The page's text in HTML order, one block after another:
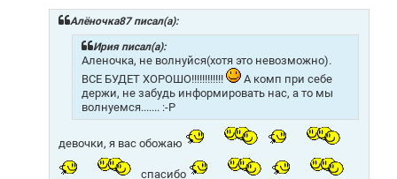
б
щ
е
н
и
Алёночка87 писал(а):
Ирия писал(а):
Аленочка, не волнуйся(хотя это невозможно).
ВСЕ БУДЕТ ХОРОШО!!!!!!!!!!!!
А комп при себе
держи, не забудь информировать нас, а то мы
волнуемся....... :-P
девочки, я вас обожаю
спасибо